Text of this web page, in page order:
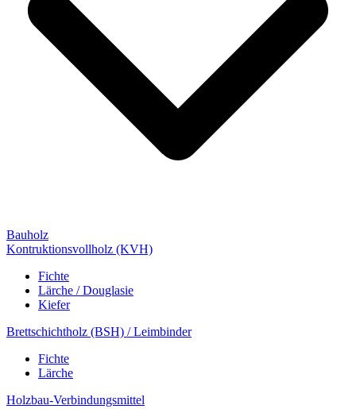
Bauholz
Kontruktionsvollholz (KVH)
Fichte
Lärche / Douglasie
Kiefer
Brettschichtholz (BSH) / Leimbinder
Fichte
Lärche
Holzbau-Verbindungsmittel